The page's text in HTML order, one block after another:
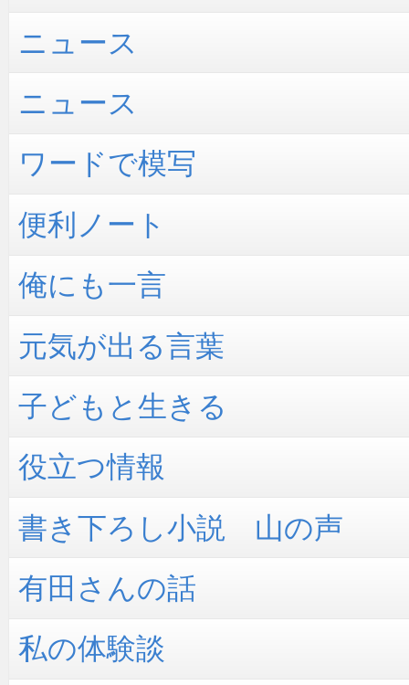
ニュース
ニュース
ワードで模写
便利ノート
俺にも一言
元気が出る言葉
子どもと生きる
役立つ情報
書き下ろし小説 山の声
有田さんの話
私の体験談